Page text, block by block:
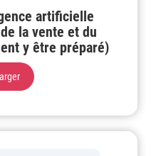
artificielle
la vente et du
y être préparé)